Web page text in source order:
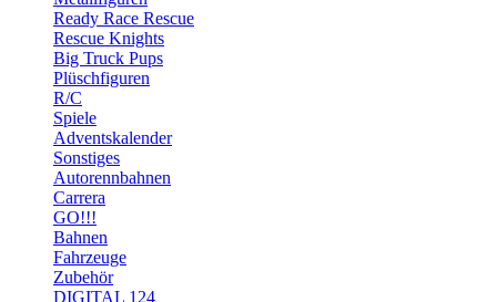
Ready Race Rescue
Rescue Knights
Big Truck Pups
Plüschfiguren
R/C
Spiele
Adventskalender
Sonstiges
Autorennbahnen
Carrera
GO!!!
Bahnen
Fahrzeuge
Zubehör
DIGITAL 124